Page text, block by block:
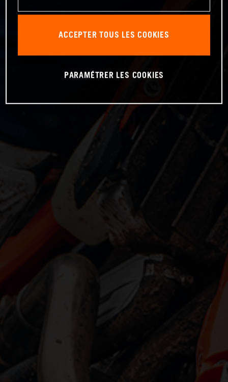
ACCEPTER TOUS LES COOKIES
PARAMÉTRER LES COOKIES